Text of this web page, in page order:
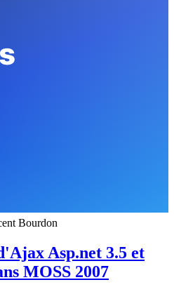
Bourdon
Asp.net 3.5 et
MOSS 2007